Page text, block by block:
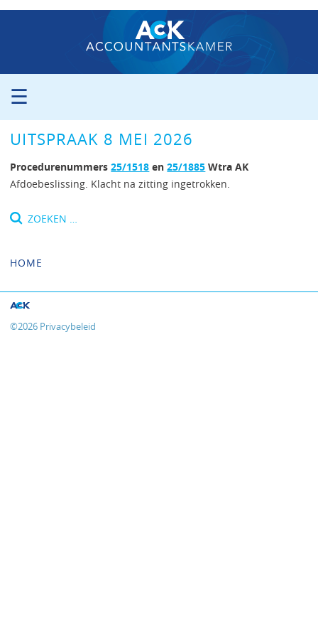
☰
ORGANISATIE
PROCEDURE
PERS
PUBLICATIES
ZITTINGSAGENDA
UITSPRAAK 8 MEI 2026
Procedurenummers25/1518 en25/1885 Wtra AK
Afdoebeslissing. Klacht na zitting ingetrokken.
Zoeken
HOME
©2026 Privacybeleid